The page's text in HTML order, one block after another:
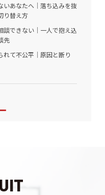
いあなたへ｜落ち込みを抜
り替え方
談できない｜一人で抱え込
先
れて不公平｜原因と断り